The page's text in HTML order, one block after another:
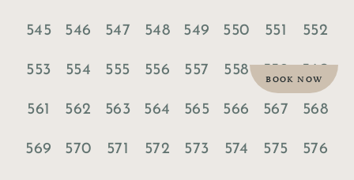
BOOK NOW
545 546 547 548 549 550 551 552
553 554 555 556 557 558
561 562 563 564 565 566 567 568
569 570 571 572 573 574 575 576